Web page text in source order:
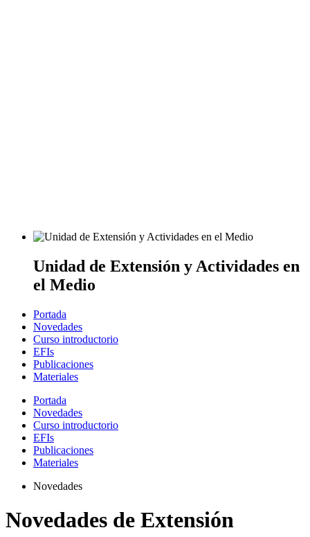
Unidad de Extensión y Actividades en
el Medio
Portada
Novedades
Curso introductorio
EFIs
Publicaciones
Materiales
Portada
Novedades
Curso introductorio
EFIs
Publicaciones
Materiales
Novedades
Novedades de Extensión